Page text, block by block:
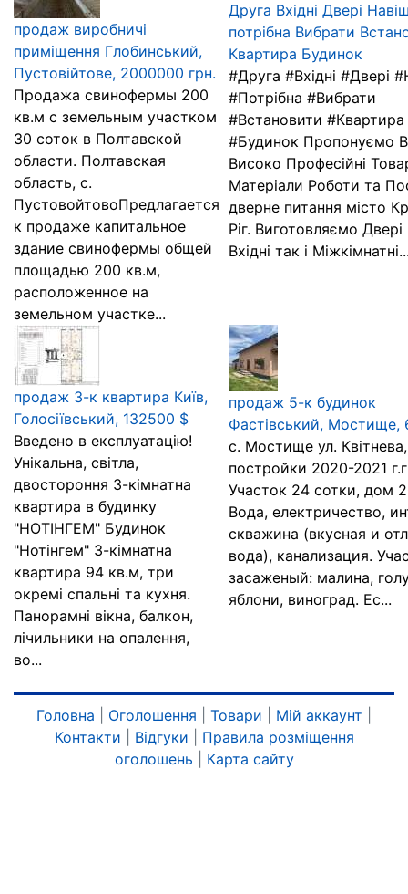
продаж виробничі
приміщення Глобинський,
Пустовійтове, 2000000 грн.
Продажа свинофермы 200
кв.м с земельным участком
30 соток в Полтавской
области. Полтавская
область, с.
ПустовойтовоПредлагается
к продаже капитальное
здание свинофермы общей
площадью 200 кв.м,
расположенное на
земельном участке...
Друга Вхідні Двері
потрібна Вибрати
Квартира Будинок
#Друга #Вхідні #Двері
#Потрібна #Вибрати
#Встановити #Квартира
#Будинок Пропонуємо
Високо Професійні
Матеріали Роботи та
дверне питання місто
Ріг. Виготовляємо Двері
Вхідні так і
продаж 3-к квартира Київ,
Голосіївський, 132500 $
Введено в експлуатацію!
Унікальна, світла,
двостороння 3-кімнатна
квартира в будинку
"НОТІНГЕМ" Будинок
"Нотінгем" 3-кімнатна
квартира 94 кв.м, три
окремі спальні та кухня.
Панорамні вікна, балкон,
лічильники на опалення,
во...
продаж 5-к будинок
Фастівський, Мостище,
с. Мостище ул.
постройки 2020-2021 г.г
Участок 24 сотки, дом
Вода, електричество,
скважина (вкусная и
вода), канализация.
засаженый: малина,
яблони, виноград. Ес...
Головна Оголошення Товари Мій аккаунт
Контакти
Відгуки
Правила розміщення
оголошень
Карта сайту